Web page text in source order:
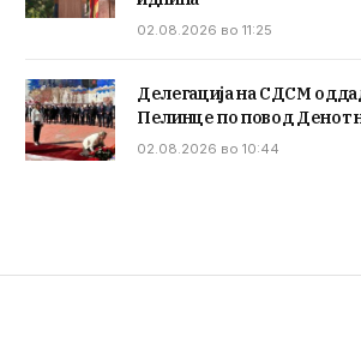
02.08.2026 во 11:25
Делегација на СДСМ
Пелинце по повод Денот
02.08.2026 во 10:44